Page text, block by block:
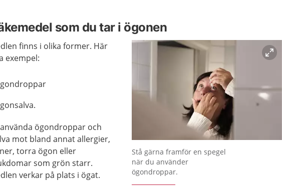
som du tar i ögonen
Förstora bilden
Stå gärna framför en spegel
när du använder
ögondroppar.
finns i olika former. Här
exempel:
ögondroppar och
mot bland annat allergier,
torra ögon eller
som grön starr.
verkar på plats i ögat.